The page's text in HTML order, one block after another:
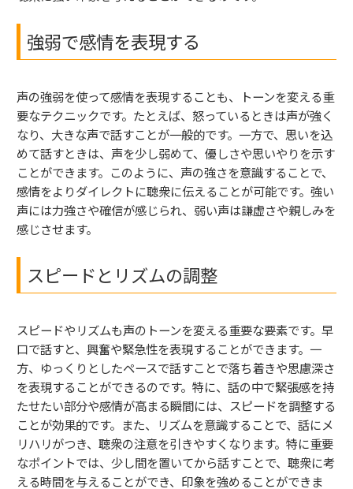
強弱で感情を表現する
声の強弱を使って感情を表現することも、トーンを変える重
要なテクニックです。たとえば、怒っているときは声が強く
なり、大きな声で話すことが一般的です。一方で、思いを込
めて話すときは、声を少し弱めて、優しさや思いやりを示す
ことができます。このように、声の強さを意識することで、
感情をよりダイレクトに聴衆に伝えることが可能です。強い
声には力強さや確信が感じられ、弱い声は謙虚さや親しみを
感じさせます。
スピードとリズムの調整
スピードやリズムも声のトーンを変える重要な要素です。早
口で話すと、興奮や緊急性を表現することができます。一
方、ゆっくりとしたペースで話すことで落ち着きや思慮深さ
を表現することができるのです。特に、話の中で緊張感を持
たせたい部分や感情が高まる瞬間には、スピードを調整する
ことが効果的です。また、リズムを意識することで、話にメ
リハリがつき、聴衆の注意を引きやすくなります。特に重要
なポイントでは、少し間を置いてから話すことで、聴衆に考
える時間を与えることができ、印象を強めることができま